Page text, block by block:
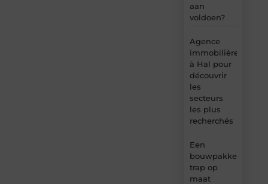
aan
voldoen?
Agence
immobilière
à Hal pour
découvrir
les
secteurs
les plus
recherchés
Een
bouwpakket
trap op
maat